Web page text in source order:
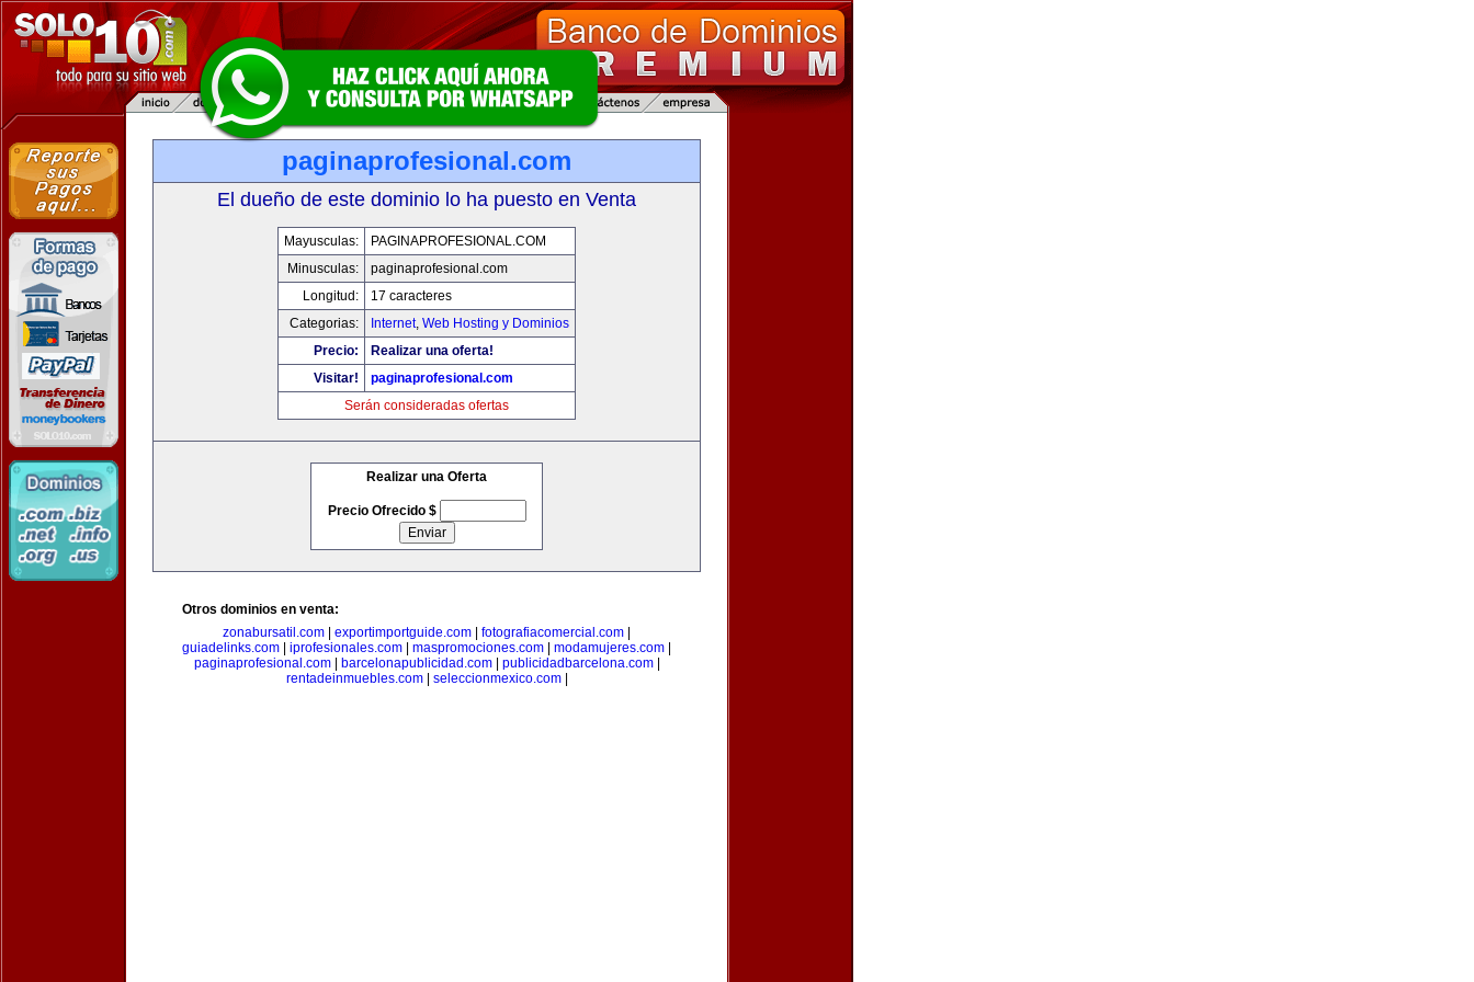
paginaprofesional.com
El dueño de este dominio lo ha puesto en Venta
Mayusculas:
PAGINAPROFESIONAL.COM
Minusculas:
paginaprofesional.com
Longitud:
17 caracteres
Categorias:
Internet, Web Hosting y Dominios
Precio:
Realizar una oferta!
Visitar!
paginaprofesional.com
Serán consideradas ofertas
Realizar una Oferta
Precio Ofrecido $
Otros dominios en venta:
zonabursatil.com
exportimportguide.com fotografiacomercial.com
guiadelinks.com
iprofesionales.com maspromociones.com modamujeres.com
paginaprofesional.com| barcelonapublicidad.com| publicidadbarcelona.com|
rentadeinmuebles.com| seleccionmexico.com|